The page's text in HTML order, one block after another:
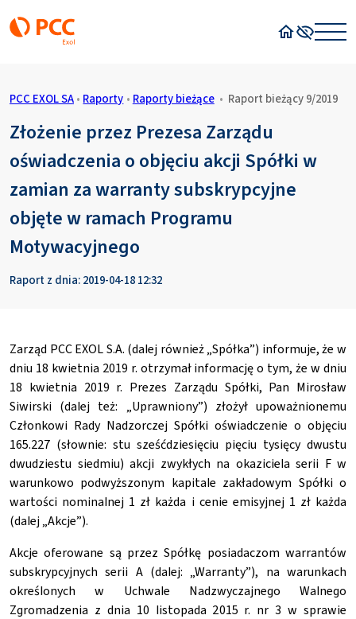
PCC EXOL SA • Raporty • Raporty bieżące • Raport bieżący 9/2019
Złożenie przez Prezesa Zarządu
oświadczenia o objęciu akcji Spółki w
zamian za warranty subskrypcyjne
objęte w ramach Programu
Motywacyjnego
Raport z dnia: 2019-04-18 12:32
Zarząd PCC EXOL S.A. (dalej również „Spółka”) informuje, że w
dniu 18 kwietnia 2019 r. otrzymał informację o tym, że w dniu
18 kwietnia 2019 r. Prezes Zarządu Spółki, Pan Mirosław
Siwirski (dalej też: „Uprawniony”) złożył upoważnionemu
Członkowi Rady Nadzorczej Spółki oświadczenie o objęciu
165.227 (słownie: stu sześćdziesięciu pięciu tysięcy dwustu
dwudziestu siedmiu) akcji zwykłych na okaziciela serii F w
warunkowo podwyższonym kapitale zakładowym Spółki o
wartości nominalnej 1 zł każda i cenie emisyjnej 1 zł każda
(dalej „Akcje”).
Akcje oferowane są przez Spółkę posiadaczom warrantów
subskrypcyjnych serii A (dalej: „Warranty”), na warunkach
określonych w Uchwale Nadzwyczajnego Walnego
Zgromadzenia z dnia 10 listopada 2015 r. nr 3 w sprawie